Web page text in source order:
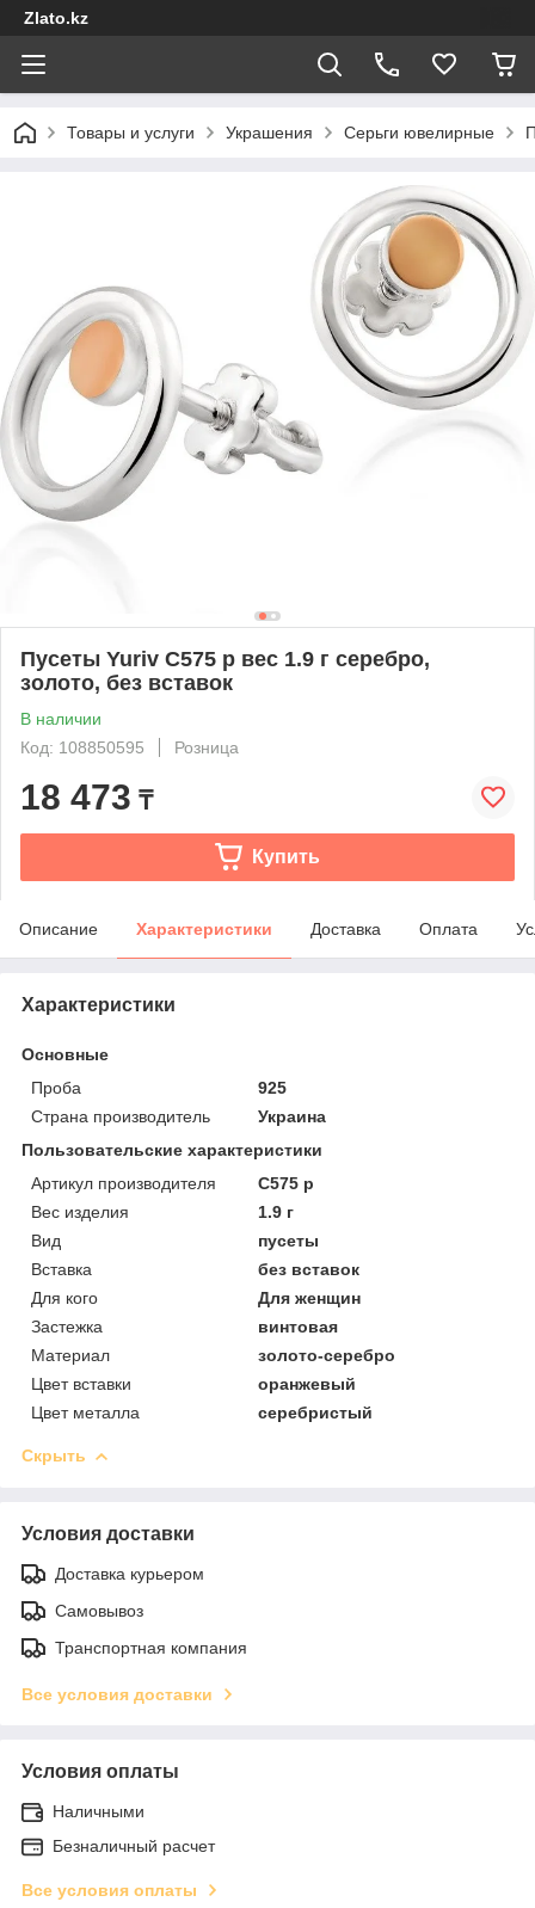
Zlato.kz
Товары и услуги Украшения Серьги ювелирные
Пусеты Yuriv С575 р вес 1.9 г серебро,
золото, без вставок
В наличии
Код: 108850595
Розница
18 473 ₸
Купить
Описание Характеристики Доставка Оплата
Характеристики
Основные
Проба
925
Страна производитель
Украина
Пользовательские характеристики
Артикул производителя
С575 р
Вес изделия
1.9 г
Вид
пусеты
Вставка
без вставок
Для кого
Для женщин
Застежка
винтовая
Материал
золото-серебро
Цвет вставки
оранжевый
Цвет металла
серебристый
Скрыть
Условия доставки
Доставка курьером
Самовывоз
Транспортная компания
Все условия доставки
Условия оплаты
Наличными
Безналичный расчет
Все условия оплаты